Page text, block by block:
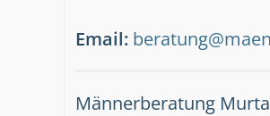
Email:
Männerberatung